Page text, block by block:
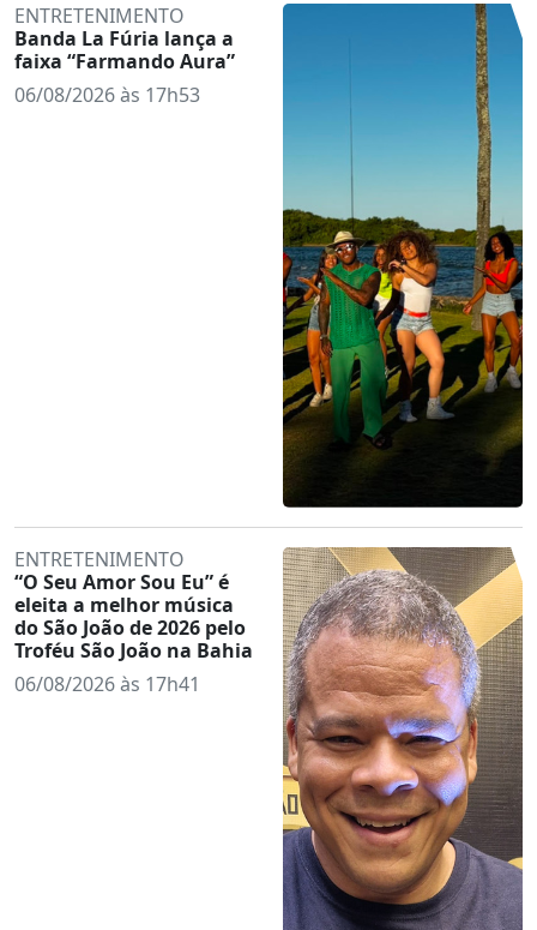
ENTRETENIMENTO
Banda La Fúria lança a
faixa “Farmando Aura”
06/08/2026 às 17h53
ENTRETENIMENTO
“O Seu Amor Sou Eu” é
eleita a melhor música
do São João de 2026 pelo
Troféu São João na Bahia
06/08/2026 às 17h41